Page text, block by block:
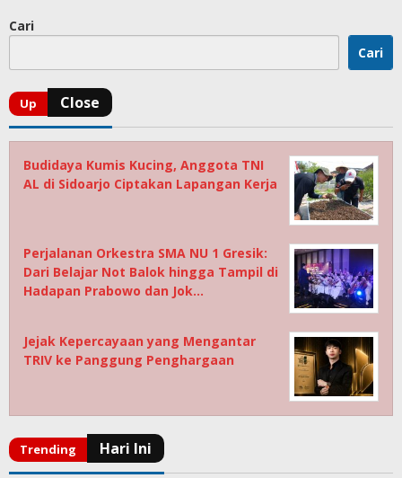
Cari
Cari
Budidaya Kumis Kucing, Anggota TNI
AL di Sidoarjo Ciptakan Lapangan Kerja
Perjalanan Orkestra SMA NU 1 Gresik:
Dari Belajar Not Balok hingga Tampil di
Hadapan Prabowo dan Jok…
Jejak Kepercayaan yang Mengantar
TRIV ke Panggung Penghargaan